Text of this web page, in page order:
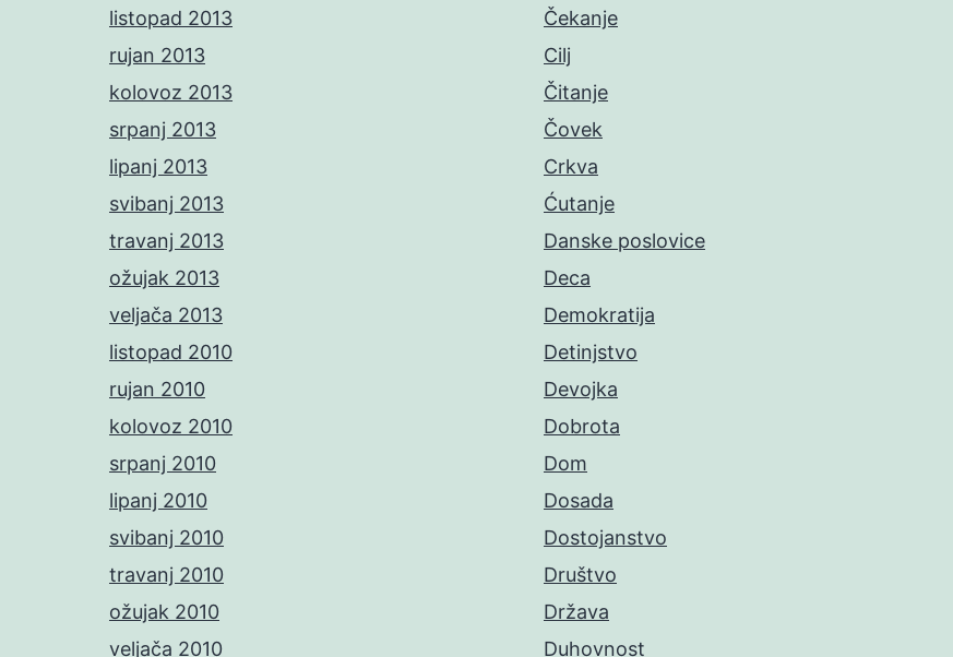
listopad 2013
rujan 2013
kolovoz 2013
srpanj 2013
lipanj 2013
svibanj 2013
travanj 2013
ožujak 2013
veljača 2013
listopad 2010
rujan 2010
kolovoz 2010
srpanj 2010
lipanj 2010
svibanj 2010
travanj 2010
ožujak 2010
veljača 2010
Čekanje
Cilj
Čitanje
Čovek
Crkva
Ćutanje
Danske poslovice
Deca
Demokratija
Detinjstvo
Devojka
Dobrota
Dom
Dosada
Dostojanstvo
Društvo
Država
Duhovnost